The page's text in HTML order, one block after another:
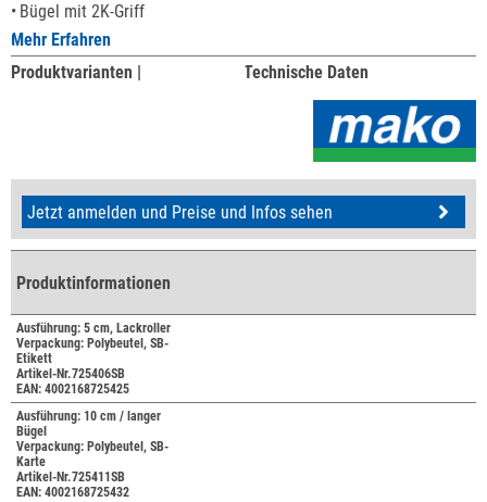
Bügel mit 2K-Griff
Mehr Erfahren
Produktvarianten |
Technische Daten
Jetzt anmelden und Preise und Infos sehen
Produktinformationen
Ausführung: 5 cm, Lackroller
Verpackung: Polybeutel, SB-
Etikett
Artikel-Nr.725406SB
EAN: 4002168725425
Ausführung: 10 cm / langer
Bügel
Verpackung: Polybeutel, SB-
Karte
Artikel-Nr.725411SB
EAN: 4002168725432